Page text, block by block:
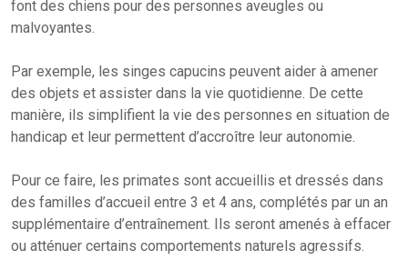
font des chiens pour des personnes aveugles ou
malvoyantes.
Par exemple, les singes capucins peuvent aider à amener
des objets et assister dans la vie quotidienne. De cette
manière, ils simplifient la vie des personnes en situation de
handicap et leur permettent d’accroître leur autonomie.
Pour ce faire, les primates sont accueillis et dressés dans
des familles d’accueil entre 3 et 4 ans, complétés par un an
supplémentaire d’entraînement. Ils seront amenés à effacer
ou atténuer certains comportements naturels agressifs.